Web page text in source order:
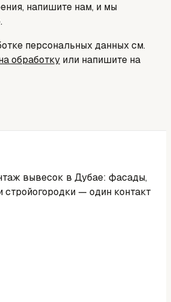
напишите нам, и мы
персональных данных см.
обработку или напишите на
вывесок в Дубае: фасады,
стройогородки — один контакт